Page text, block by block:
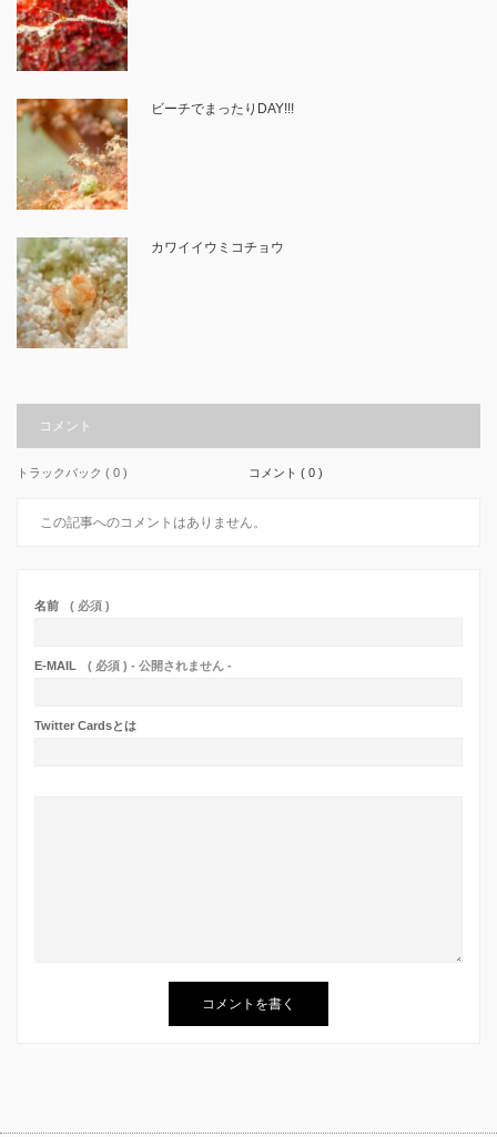
ビーチでまったりDAY!!!
カワイイウミコチョウ
コメント
トラックバック ( 0 ) コメント ( 0 )
この記事へのコメントはありません。
名前 ( 必須 )
E-MAIL ( 必須 ) - 公開されません -
Twitter Cardsとは